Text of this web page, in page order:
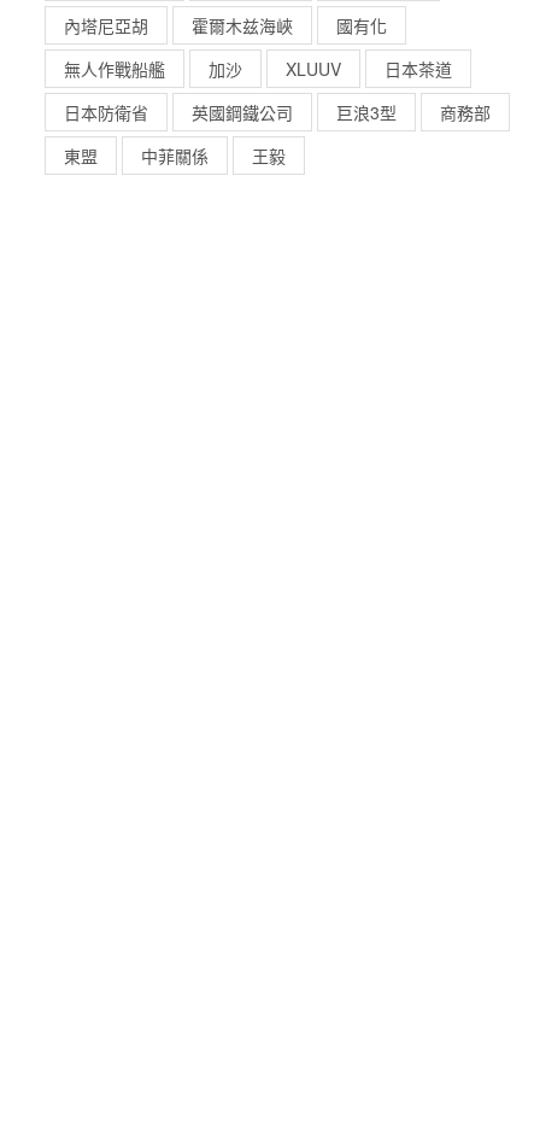
內塔尼亞胡
霍爾木兹海峽
國有化
無人作戰船艦
加沙 XLUUV
日本茶道
日本防衛省
英國鋼鐵公司 巨浪3型
商務部
東盟
中菲關係 王毅